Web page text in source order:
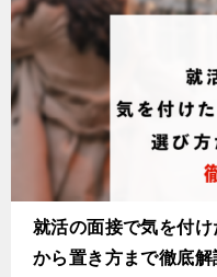
就活の面接で気を付
から置き方まで徹底解